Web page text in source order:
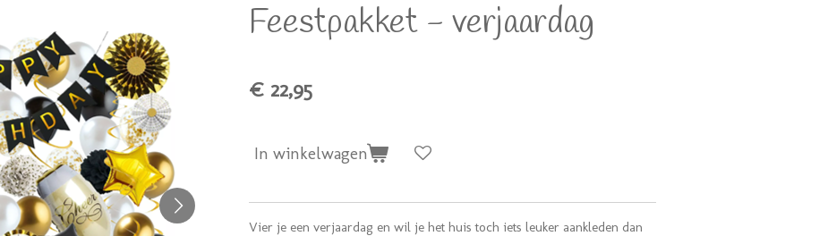
Feestpakket - verjaardag
€ 22,95
In winkelwagen
Vier je een verjaardag en wil je het huis toch iets leuker aankleden dan